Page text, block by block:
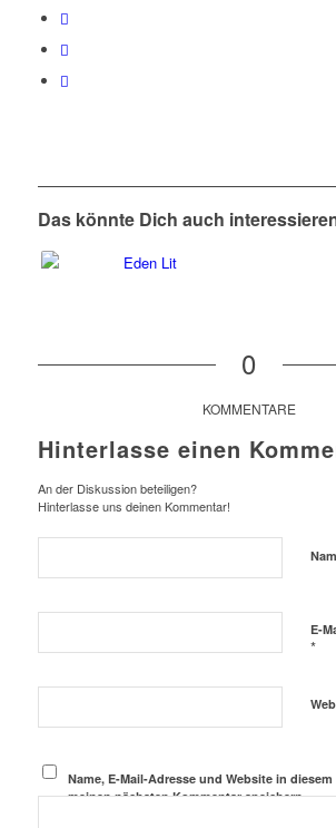
Das könnte Dich auch
0
KOMMENTARE
Hinterlasse einen
An der Diskussion beteiligen?
Hinterlasse uns deinen Kommentar!
E-
*
Name, E-Mail-Adresse und Website in
meinen nächsten Kommentar speichern.